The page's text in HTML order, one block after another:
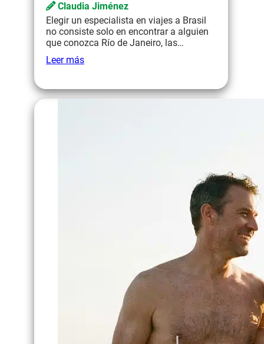
Claudia Jiménez
Elegir un especialista en viajes a Brasil
no consiste solo en encontrar a alguien
que conozca Río de Janeiro, las…
Leer más